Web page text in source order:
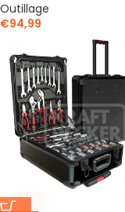
Outillage
€94,99